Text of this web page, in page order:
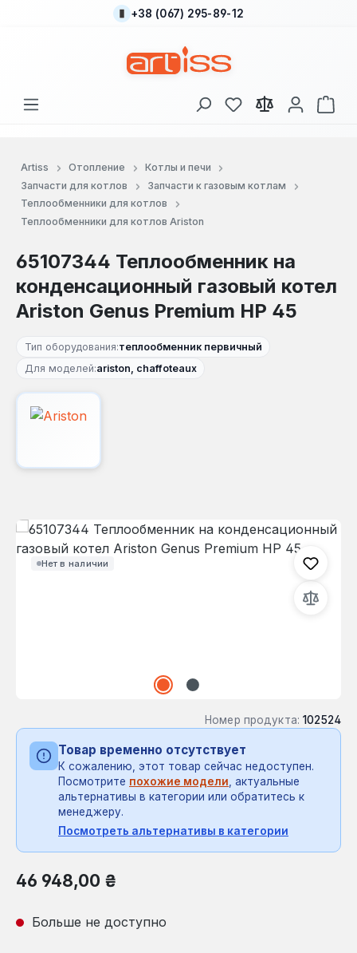
Перейти к основному содержанию
+38 (067) 295-89-12
У вас есть товары
В
Artiss Отопление
Котлы и печи
Запчасти для котлов
Запчасти к газовым котлам
Теплообменники для котлов
Теплообменники для котлов Ariston
65107344 Теплообменник на
конденсационный газовый котел
Ariston Genus Premium HP 45
Тип оборудования:теплообменник первичный
Для моделей:ariston, chaffoteaux
Нет в наличии
Пропустить галерею изображений
Номер продукта: 102524
Товар временно отсутствует
К сожалению, этот товар сейчас недоступен.
Посмотрите похожие модели , актуальные
альтернативы в категории или обратитесь к
менеджеру.
Посмотреть альтернативы в категории
Обычная цена:
46 948,00 ₴
Больше не доступно